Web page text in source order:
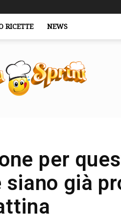
RICETTE NEWS
per
già